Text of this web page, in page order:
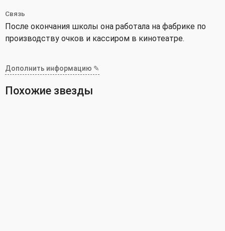
Связь
После окончания школы она работала на фабрике по
производству очков и кассиром в кинотеатре.
Дополнить информацию ✎
Похожие звезды